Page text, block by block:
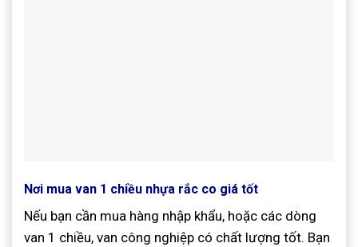
Nơi mua van 1 chiều nhựa rắc co giá tốt
Nếu bạn cần mua hàng nhập khẩu, hoặc các dòng
van 1 chiều, van công nghiệp có chất lượng tốt. Bạn